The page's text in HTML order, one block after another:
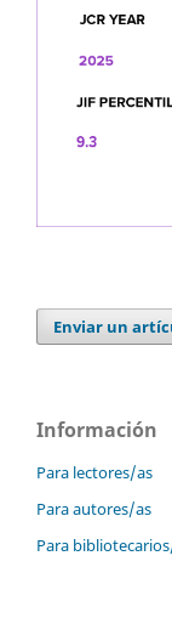
Enviar un
Información
Para lectores/as
Para autores/as
Para